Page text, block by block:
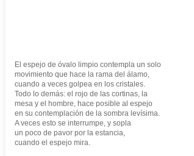
El espejo de óvalo limpio contempla un solo
movimiento que hace la rama del álamo,
cuando a veces golpea en los cristales.
Todo lo demás: el rojo de las cortinas, la
mesa y el hombre, hace posible al espejo
en su contemplación de la sombra levísima.
A veces esto se interrumpe, y sopla
un poco de pavor por la estancia,
cuando el espejo mira.